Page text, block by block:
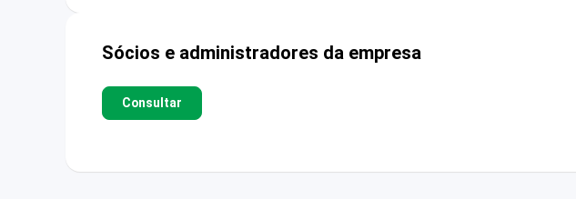
Sócios e administradores da empresa
Consultar